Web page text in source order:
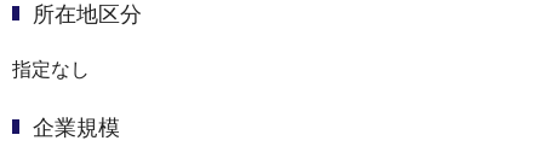
所在地区分
指定なし
企業規模